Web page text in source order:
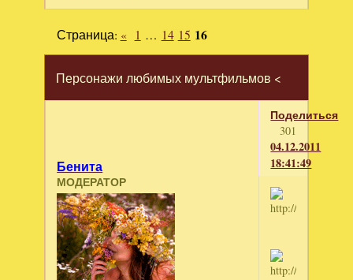
Персонажи любимых мультфильмов <
Страница: « 1 … 14 15 16
Поделиться
301
04.12.2011
18:41:49
Бенита
МОДЕРАТОР